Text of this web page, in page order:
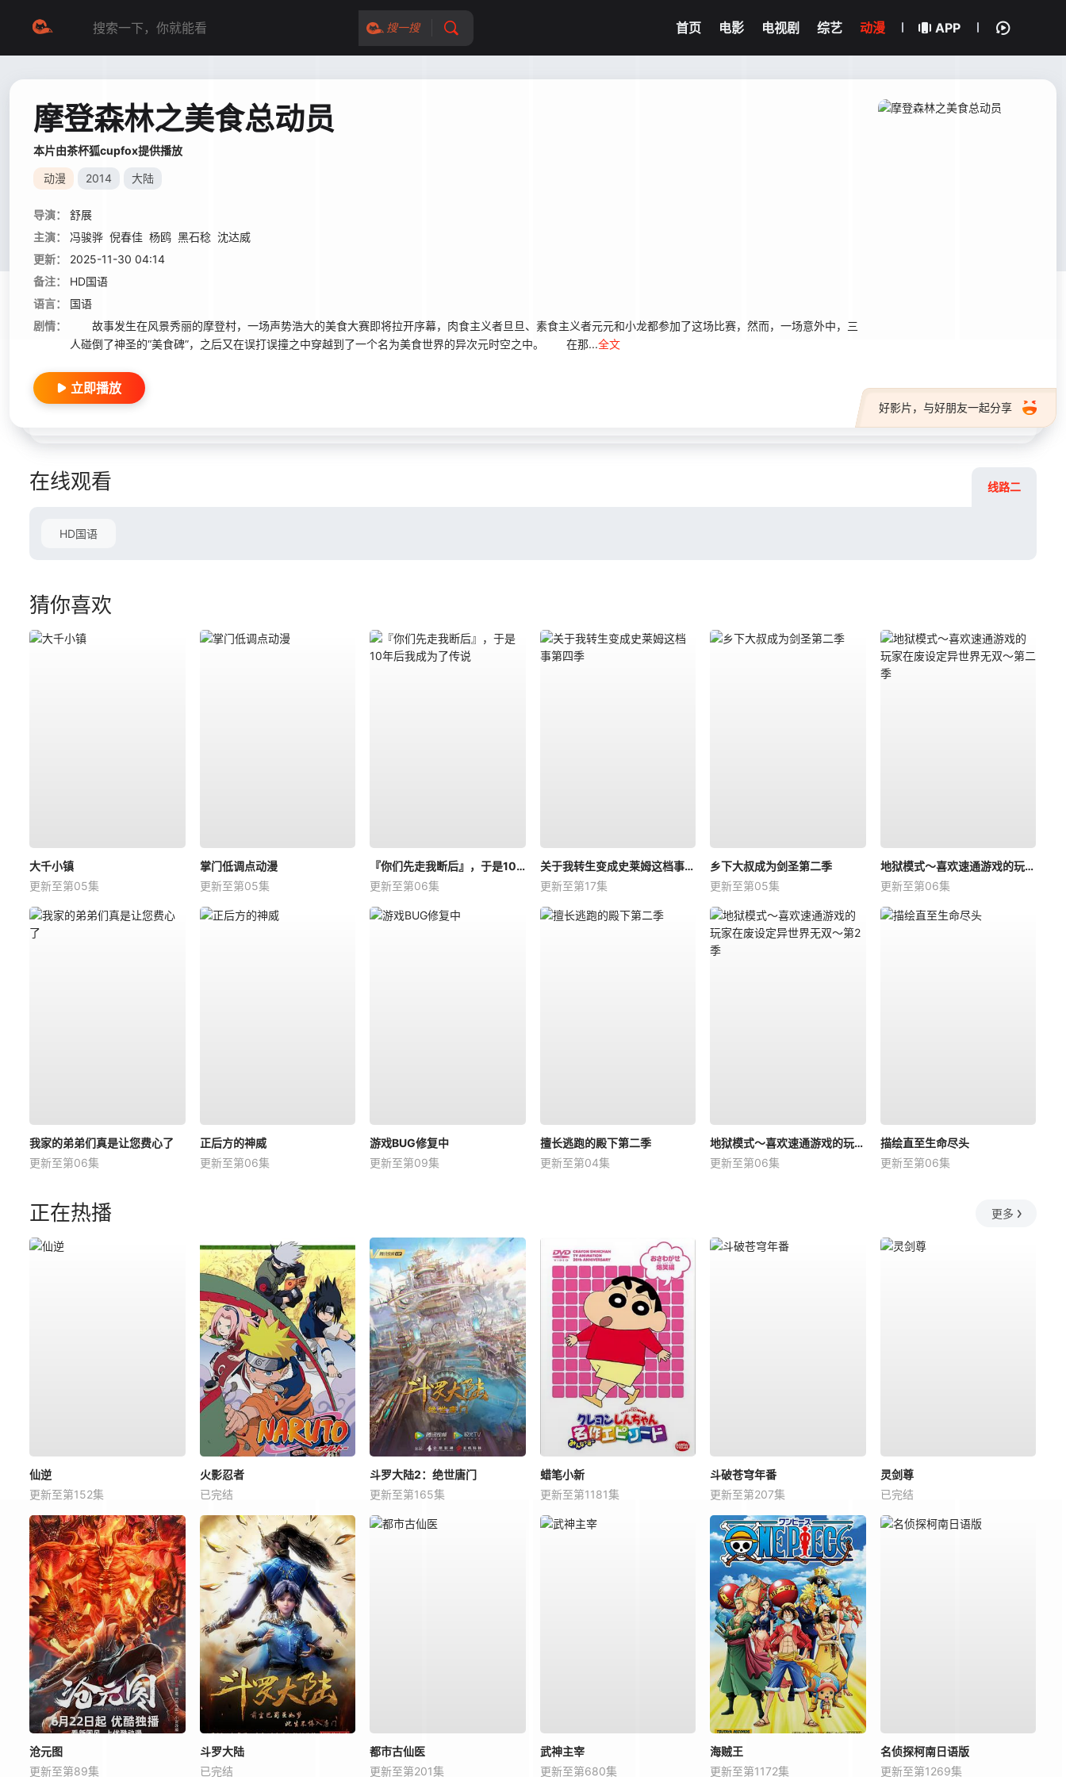
搜一搜 首页 电影 电视剧 综艺 动漫 APP
摩登森林之美食总动员
本片由茶杯狐cupfox提供播放
动漫 2014 大陆
导演：
舒展
主演：
冯骏骅 倪春佳 杨鸥 黑石稔 沈达威
更新：
2025-11-30 04:14
备注：
HD国语
语言：
国语
剧情：
故事发生在风景秀丽的摩登村，一场声势浩大的美食大赛即将拉开序幕，肉食主义者旦旦、素食主义者元元和小龙都参加了这场比赛，然而，一场意外中，三
人碰倒了神圣的“美食碑”，之后又在误打误撞之中穿越到了一个名为美食世界的异次元时空之中。 在那...全文
好影片，与好朋友一起分享
立即播放
在线观看 线路二
HD国语
猜你喜欢
大千小镇
更新至第05集
掌门低调点动漫
更新至第05集
『你们先走我断后』，于是10年后我成为了传说
更新至第06集
关于我转生变成史莱姆这档事第四季
更新至第17集
乡下大叔成为剑圣第二季
更新至第05集
地狱模式～喜欢速通游戏的玩家在废设定异世界无双～第二季
更新至第06集
我家的弟弟们真是让您费心了
更新至第06集
正后方的神威
更新至第06集
游戏BUG修复中
更新至第09集
擅长逃跑的殿下第二季
更新至第04集
地狱模式～喜欢速通游戏的玩家在废设定异世界无双～第2季
更新至第06集
描绘直至生命尽头
更新至第06集
正在热播 更多
仙逆
更新至第152集
火影忍者
已完结
斗罗大陆2：绝世唐门
更新至第165集
蜡笔小新
更新至第1181集
斗破苍穹年番
更新至第207集
灵剑尊
已完结
沧元图
更新至第89集
斗罗大陆
已完结
都市古仙医
更新至第201集
武神主宰
更新至第680集
海贼王
更新至第1172集
名侦探柯南日语版
更新至第1269集